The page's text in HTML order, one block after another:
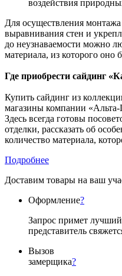
воздействия
Для осуществления монтажа
выравнивания стен и
до неузнаваемости можно
материала, из которого оно
Где приобрести сайдинг
Купить сайдинг из
магазины компании
Здесь всегда готовы
отделки, рассказать об
количество материала,
Подробнее
Доставим товары на ваш
Оформление?
Запрос примет
представитель
Вызов
замерщика?